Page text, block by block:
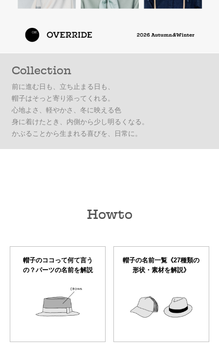
Collection
前に進む日も、立ち止まる日も、
帽子はそっと寄り添ってくれる。
心地よさ、軽やかさ、冬に映える色
身に着けたとき、内側から少し明るくなる。
かぶることから生まれる喜びを、日常に。
Howto
帽子のココって何て言う
の？パーツの名前を解説
帽子の名前一覧《27種類の
形状・素材を解説》